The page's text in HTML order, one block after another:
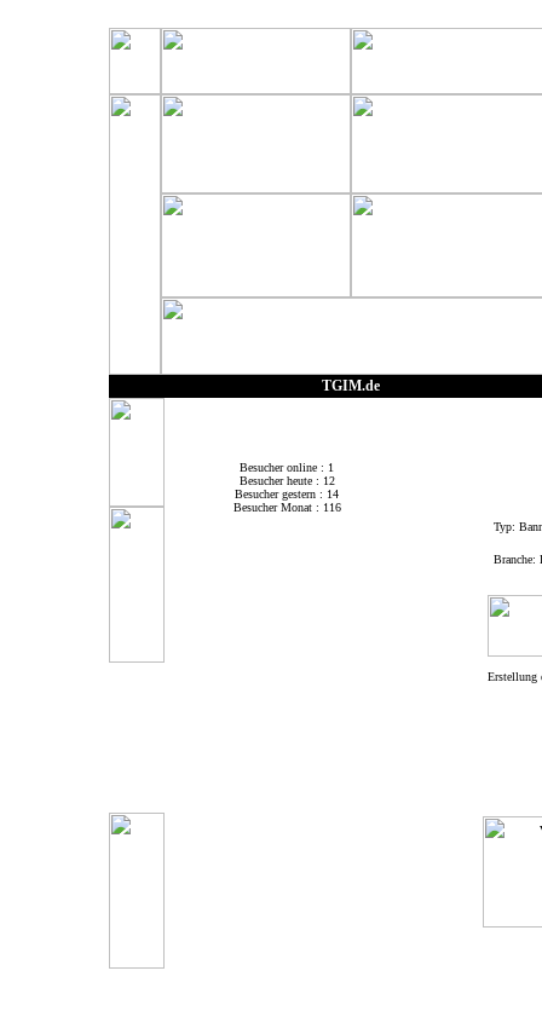
TGIM.de
Besucher online : 1
Besucher heute : 12
Besucher gestern : 14
Besucher Monat : 116
Typ:
Branche:
Erstellung